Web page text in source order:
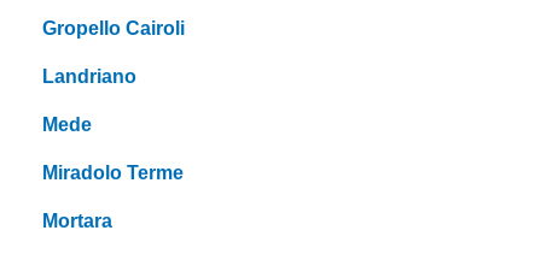
Gropello Cairoli
Landriano
Mede
Miradolo Terme
Mortara